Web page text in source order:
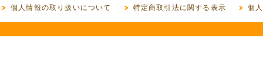
個人情報の取り扱いについて 特定商取引法に関する表示 個